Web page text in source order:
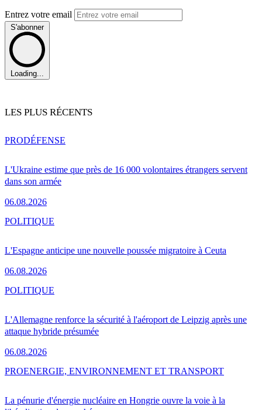
Entrez votre email
S'abonner
Loading...
LES PLUS RÉCENTS
L'Ukraine estime que près de 16 000 volontaires étrangers servent
dans son armée
06.08.2026
PRODÉFENSE
L'Espagne anticipe une nouvelle poussée migratoire à Ceuta
06.08.2026
POLITIQUE
L'Allemagne renforce la sécurité à l'aéroport de Leipzig après une
attaque hybride présumée
06.08.2026
POLITIQUE
La pénurie d'énergie nucléaire en Hongrie ouvre la voie à la
PROENERGIE, ENVIRONNEMENT ET TRANSPORT